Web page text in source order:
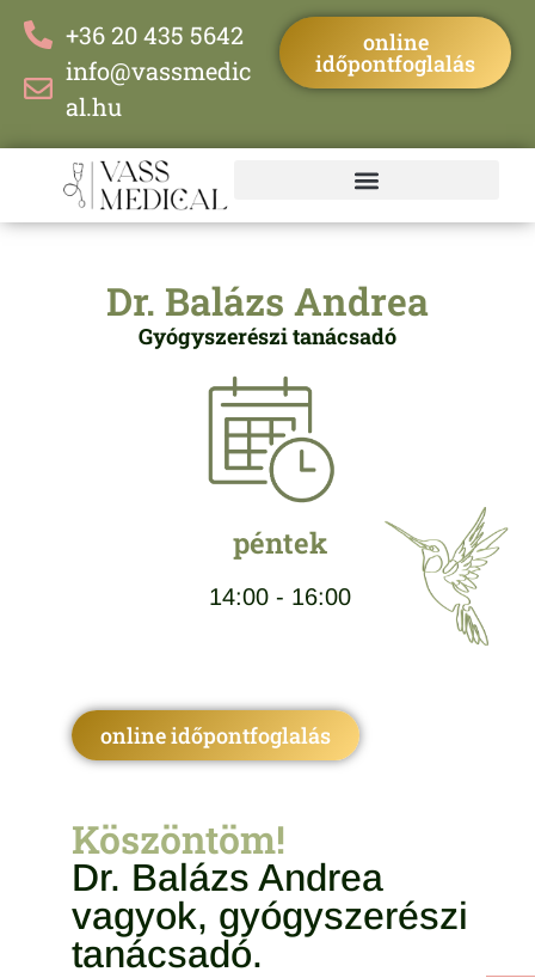
+36 20 435 5642
info@vassmedic
al.hu
online
időpontfoglalás
Dr. Balázs Andrea
Gyógyszerészi tanácsadó
péntek
14:00 - 16:00
online időpontfoglalás
Köszöntöm!
Dr. Balázs Andrea
vagyok, gyógyszerészi
tanácsadó.